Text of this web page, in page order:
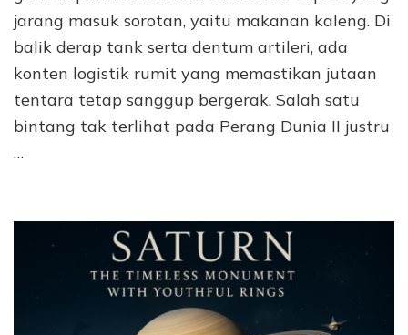
jarang masuk sorotan, yaitu makanan kaleng. Di
balik derap tank serta dentum artileri, ada
konten logistik rumit yang memastikan jutaan
tentara tetap sanggup bergerak. Salah satu
bintang tak terlihat pada Perang Dunia II justru
…